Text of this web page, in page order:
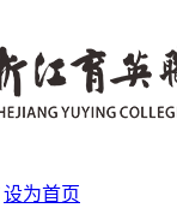
设为首页